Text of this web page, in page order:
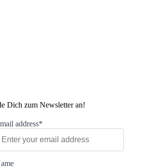
Dich zum Newsletter an!
address*